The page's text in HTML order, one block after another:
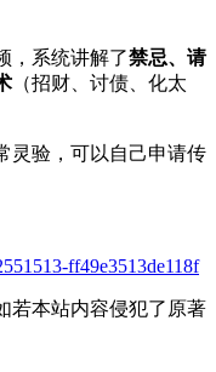
，系统讲解了禁忌、请
（招财、讨债、化太
灵验，可以自己申请传
若本站内容侵犯了原著